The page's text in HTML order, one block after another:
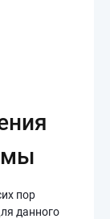
пор
данного